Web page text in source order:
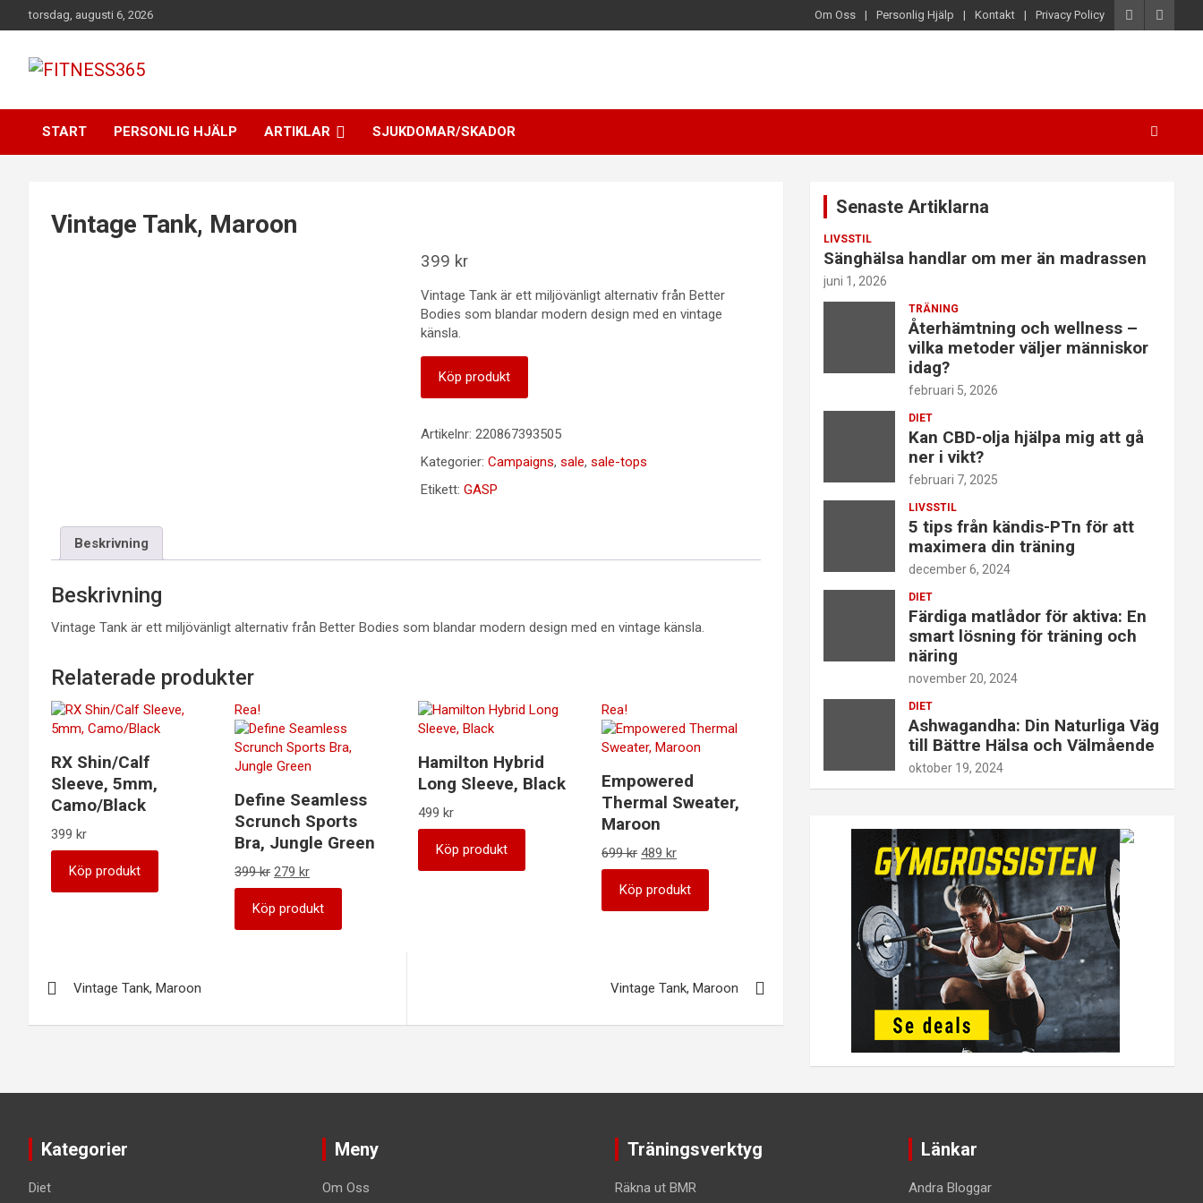
Hoppa
till
torsdag, augusti 6, 2026 Om Oss Personlig Hjälp Kontakt Privacy Policy
FITNESS365
START PERSONLIG HJÄLP ARTIKLAR SJUKDOMAR/SKADOR
Vintage Tank, Maroon
399 kr
Vintage Tank är ett miljövänligt alternativ från Better
Bodies som blandar modern design med en vintage
känsla.
Köp produkt
Artikelnr: 220867393505
Kategorier: Campaigns, sale, sale-tops
Etikett: GASP
Beskrivning
Beskrivning
Vintage Tank är ett miljövänligt alternativ från Better Bodies som blandar modern design med en vintage känsla.
Relaterade produkter
RX Shin/Calf
Sleeve, 5mm,
Camo/Black
399 kr
Köp produkt
Rea!
Define Seamless
Scrunch Sports
Bra, Jungle Green
399kr Det
ursprungliga
priset
var:
279krDet
nuvarande
priset
är:
Köp produkt
Hamilton Hybrid
Long Sleeve, Black
499kr
Köp produkt
Rea!
Empowered
Thermal Sweater,
Maroon
699kr Det
ursprungliga
priset
var:
489krDet
nuvarande
priset
är:
Köp produkt
Vintage Tank, Maroon Vintage Tank, Maroon
Senaste Artiklarna
LIVSSTIL
Sänghälsa handlar om mer än madrassen
juni 1, 2026
TRÄNING
Återhämtning och wellness –
vilka metoder väljer människor
idag?
februari 5, 2026
DIET
Kan CBD-olja hjälpa mig att gå
ner i vikt?
februari 7, 2025
LIVSSTIL
5 tips från kändis-PTn för att
maximera din träning
december 6, 2024
DIET
Färdiga matlådor för aktiva: En
smart lösning för träning och
näring
november 20, 2024
DIET
Ashwagandha: Din Naturliga Väg
till Bättre Hälsa och Välmående
oktober 19, 2024
Kategorier
Diet
Meny
Om Oss
Träningsverktyg
Räkna ut BMR
Länkar
Andra Bloggar